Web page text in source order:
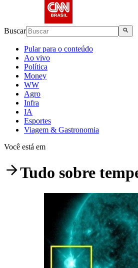
Buscar
Pular para o conteúdo
Ao vivo
Política
Money
WW
Agro
Infra
IA
Esportes
Viagem & Gastronomia
Você está em
Tudo sobre